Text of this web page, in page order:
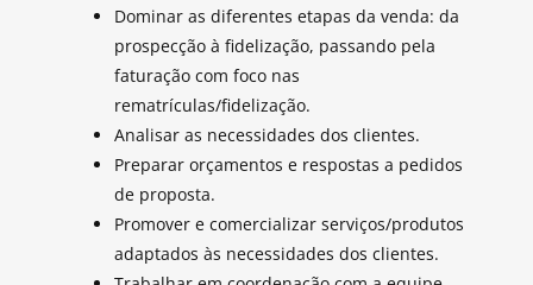
Dominar as diferentes etapas da venda: da
prospecção à fidelização, passando pela
faturação com foco nas
rematrículas/fidelização.
Analisar as necessidades dos clientes.
Preparar orçamentos e respostas a pedidos
de proposta.
Promover e comercializar serviços/produtos
adaptados às necessidades dos clientes.